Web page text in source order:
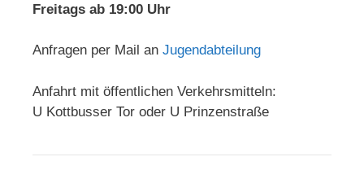
Freitags ab 19:00 Uhr
Anfragen per Mail an Jugendabteilung
Anfahrt mit öffentlichen Verkehrsmitteln:
U Kottbusser Tor oder U Prinzenstraße